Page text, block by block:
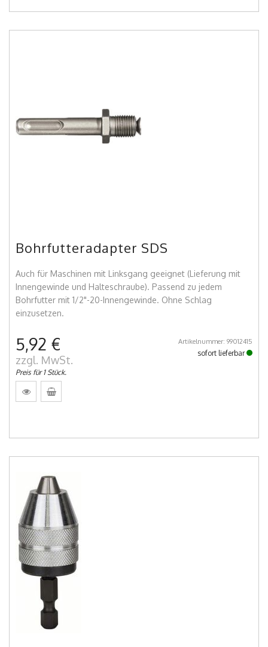
Bohrfutteradapter SDS
Auch für Maschinen mit Linksgang geeignet (Lieferung mit
Innengewinde und Halteschraube). Passend zu jedem
Bohrfutter mit 1/2"-20-Innengewinde. Ohne Schlag
einzusetzen.
5,92 €
zzgl. MwSt.
Preis für 1 Stück.
Artikelnummer: 99012415
sofort lieferbar